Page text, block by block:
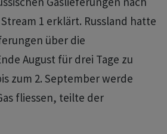
1 erklärt. Russland hatte
über die
August für drei Tage zu
zum 2. September werde
fliessen, teilte der